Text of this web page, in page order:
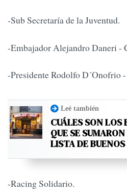
-Sub Secretaría de la Juventud.
-Embajador Alejandro Daneri -
-Presidente Rodolfo D´Onofrio
Leé también
CUÁLES SON LOS
QUE SE
LISTA DE
-Racing Solidario.